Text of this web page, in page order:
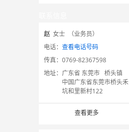
赵 女士 （业务员）
电话： 查看电话号码
传真： 0769-82367598
地址： 广东省 东莞市 桥头镇
中国广东省东莞市桥头禾
坑和里新村122
查看更多